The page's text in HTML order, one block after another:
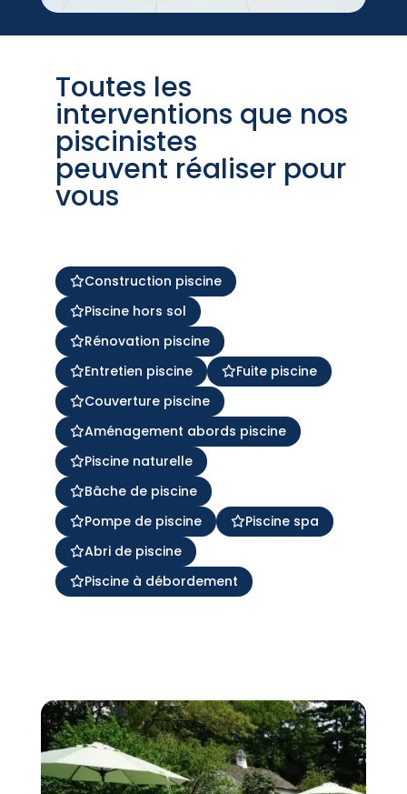
Toutes les
interventions que nos
piscinistes
peuvent réaliser pour
vous
Construction piscine
Piscine hors sol
Rénovation piscine
Entretien piscine
Fuite piscine
Couverture piscine
Aménagement abords piscine
Piscine naturelle
Bâche de piscine
Pompe de piscine
Piscine spa
Abri de piscine
Piscine à débordement